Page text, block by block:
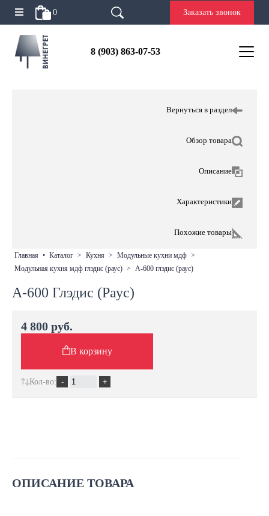
0 Заказать звонок
8 (903) 863-07-53
Вернуться в раздел
Обзор товара
Описание
Характеристики
Похожие товары
главная • каталог > кухня > модульные кухни мдф >
модульная кухня мдф глэдис (раус) > а-600 глэдис (раус)
А-600 Глэдис (Раус)
ОПИСАНИЕ ТОВАРА
4 800 руб.
В корзину
Кол-во: